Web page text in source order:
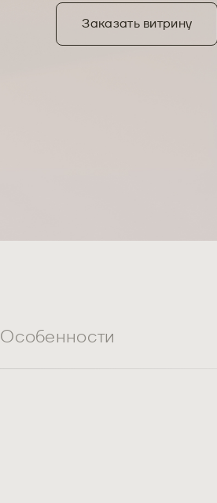
Заказать витрину
Особенности